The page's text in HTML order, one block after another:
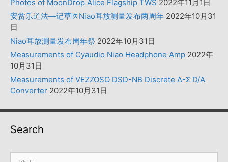
Photos of MoonDrop Alice Flagship TWS 2022年11月1日
安贫乐道法—记草医Niao耳放测量发布两周年 2022年10月31
日
Niao耳放测量发布周年祭 2022年10月31日
Measurements of Cyaudio Niao Headphone Amp 2022年
10月31日
Measurements of VEZZOSO DSD-NB Discrete Δ-Σ D/A
Converter 2022年10月31日
Search